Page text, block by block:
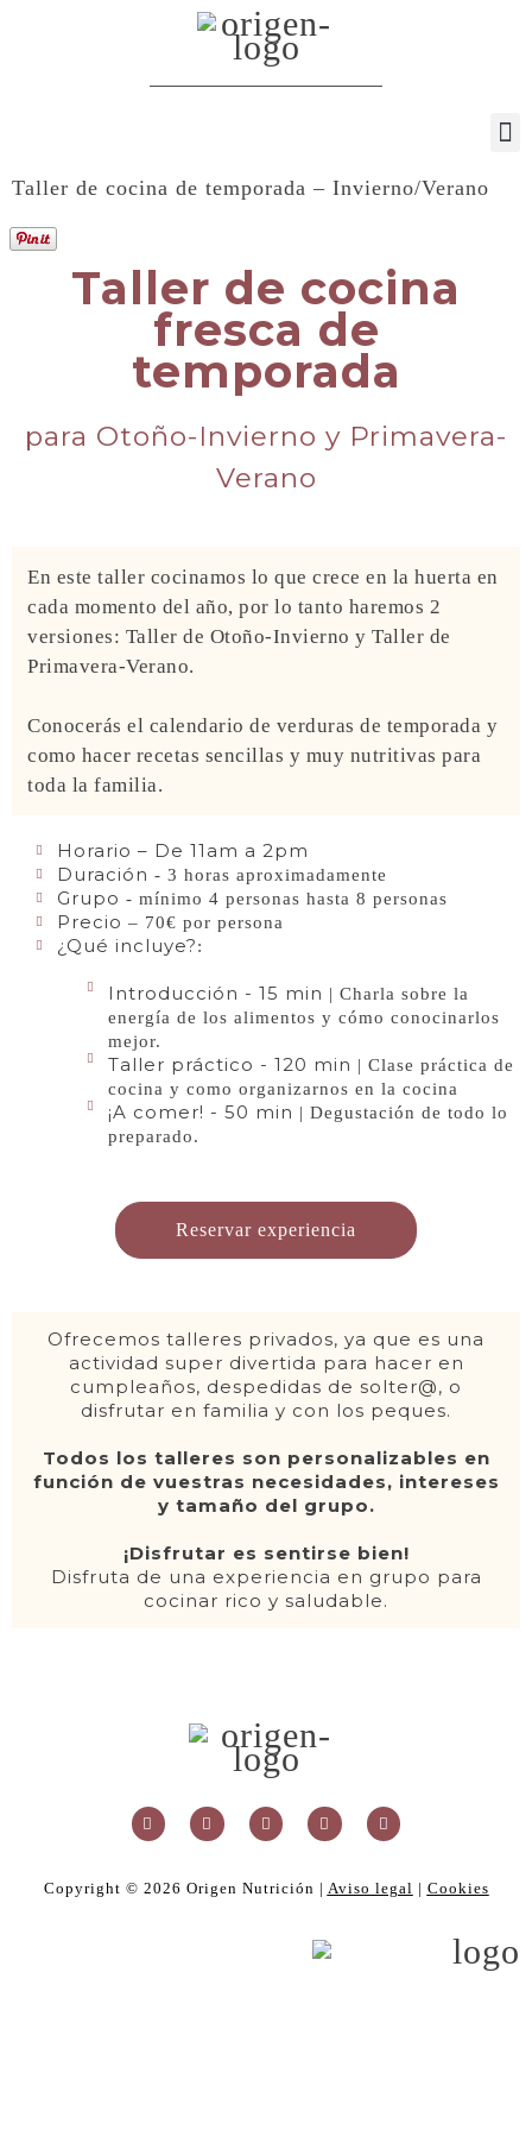
Taller de cocina de temporada – Invierno/Verano
Taller de cocina
fresca de
temporada
para Otoño-Invierno y Primavera-
Verano
En este taller cocinamos lo que crece en la huerta en
cada momento del año, por lo tanto haremos 2
versiones: Taller de Otoño-Invierno y Taller de
Primavera-Verano.
Conocerás el calendario de verduras de temporada y
como hacer recetas sencillas y muy nutritivas para
toda la familia.
Horario – De 11am a 2pm
Duración - 3 horas aproximadamente
Grupo - mínimo 4 personas hasta 8 personas
Precio – 70€ por persona
¿Qué incluye?:
Introducción - 15 min | Charla sobre la
energía de los alimentos y cómo conocinarlos
mejor.
Taller práctico - 120 min | Clase práctica de
cocina y como organizarnos en la cocina
¡A comer! - 50 min | Degustación de todo lo
preparado.
Reservar experiencia
Ofrecemos talleres privados, ya que es una
actividad super divertida para hacer en
cumpleaños, despedidas de solter@, o
disfrutar en familia y con los peques.
Todos los talleres son personalizables en
función de vuestras necesidades, intereses
y tamaño del grupo.
¡Disfrutar es sentirse bien!
Disfruta de una experiencia en grupo para
cocinar rico y saludable.
Copyright © 2026 Origen Nutrición | Aviso legal | Cookies